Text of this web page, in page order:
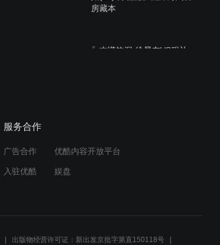
房藏本
〖古谱钩沉-徐星友VS程兰
服务合作
广告合作 优酷内容开放平台
入驻优酷 娱盘
出版物经营许可证：新出发京批字第直150118号